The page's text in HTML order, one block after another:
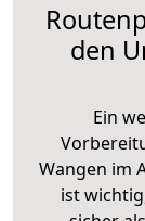
den
Ein
Wangen im
ist